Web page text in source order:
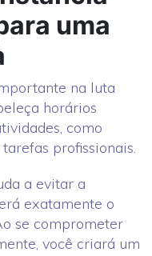
uma
na luta
horários
como
profissionais.
a evitar a
exatamente o
se comprometer
você criará um